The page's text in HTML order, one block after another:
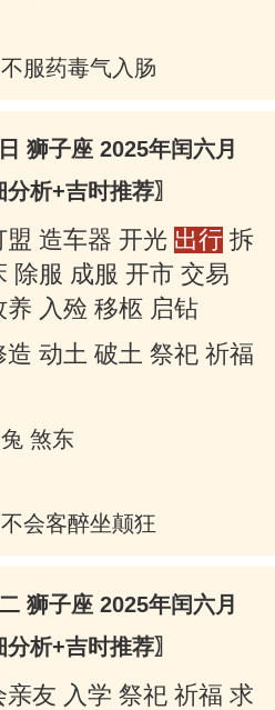
服药毒气入肠
狮子座 2025年闰六月
分析+吉时推荐〗
造车器 开光 出行 拆
除服 成服 开市 交易
养 入殓 移柩 启钻
动土 破土 祭祀 祈福
煞东
会客醉坐颠狂
狮子座 2025年闰六月
分析+吉时推荐〗
友 入学 祭祀 祈福 求